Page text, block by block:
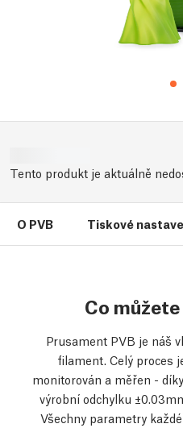
Tento produkt je aktuálně
O PVB Tiskové
Co
Prusament PVB je náš
filament. Celý proces
monitorován a měřen -
výrobní odchylku
Všechny parametry